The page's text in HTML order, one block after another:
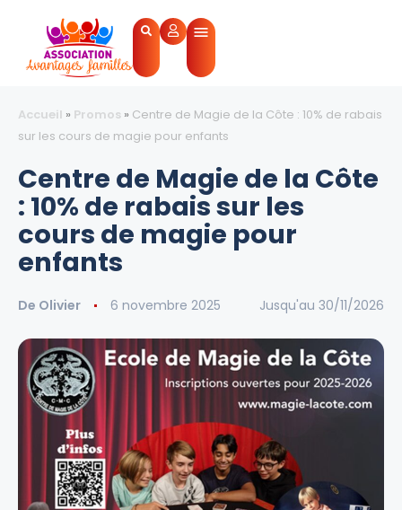
Accueil » Promos » Centre de Magie de la Côte : 10% de rabais
sur les cours de magie pour enfants
Centre de Magie de la Côte
: 10% de rabais sur les
cours de magie pour
enfants
De Olivier 6 novembre 2025 Jusqu'au 30/11/2026